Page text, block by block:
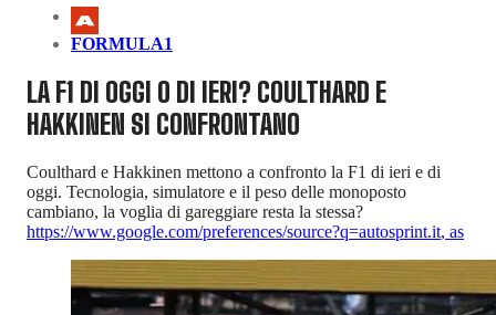
FORMULA1
LA F1 DI OGGI O DI IERI? COULTHARD E
HAKKINEN SI CONFRONTANO
Coulthard e Hakkinen mettono a confronto la F1 di ieri e di
oggi. Tecnologia, simulatore e il peso delle monoposto
cambiano, la voglia di gareggiare resta la stessa?
https://www.google.com/preferences/source?q=autosprint.it, as